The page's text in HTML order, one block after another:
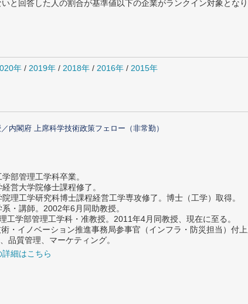
と回答した人の割合が基準値以下の企業がランクイン対象となり
年 / 2019年 / 2018年 / 2016年 / 2015年
内閣府 上席科学技術政策フェロー（非常勤）
部管理工学科卒業。
営大学院修士課程修了。
理工学研究科博士課程経営工学専攻修了。博士（工学）取得。
・講師。2002年6月同助教授。
工学部管理工学科・准教授。2011年4月同教授、現在に至る。
・イノベーション推進事務局参事官（インフラ・防災担当）付
品質管理、マーケティング。
細はこちら